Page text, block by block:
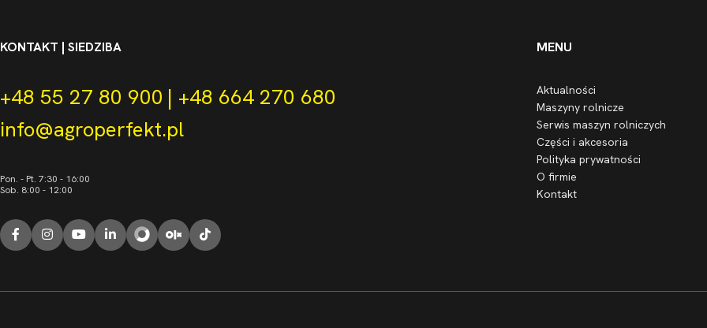
KONTAKT | SIEDZIBA
+48 55 27 80 900 | +48 664 270 680
info@agroperfekt.pl
Pon. - Pt. 7:30 - 16:00
Sob. 8:00 - 12:00
MENU
Aktualności
Maszyny rolnicze
Serwis maszyn rolniczych
Części i akcesoria
Polityka prywatności
O firmie
Kontakt